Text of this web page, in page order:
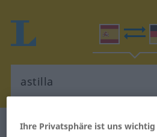
Spanisch-Deutsch Wörterbuch
Ihre Privatsphäre ist uns wichtig